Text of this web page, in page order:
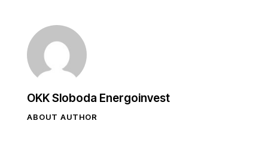
OKK Sloboda Energoinvest
ABOUT AUTHOR